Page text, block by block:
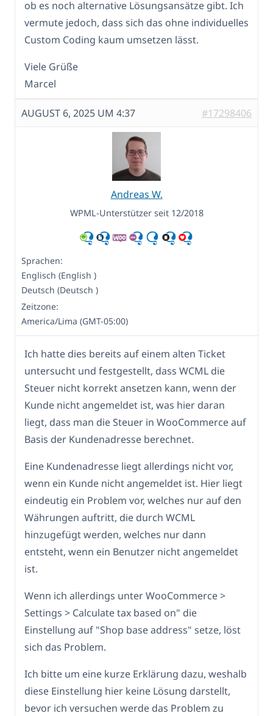
ob es noch alternative Lösungsansätze gibt. Ich
vermute jedoch, dass sich das ohne individuelles
Custom Coding kaum umsetzen lässt.
Viele Grüße
Marcel
AUGUST 6, 2025 UM 4:37 #17298406
Andreas W.
WPML-Unterstützer seit 12/2018
Sprachen:
Englisch (English )
Deutsch (Deutsch )
Zeitzone:
America/Lima (GMT-05:00)
Ich hatte dies bereits auf einem alten Ticket
untersucht und festgestellt, dass WCML die
Steuer nicht korrekt ansetzen kann, wenn der
Kunde nicht angemeldet ist, was hier daran
liegt, dass man die Steuer in WooCommerce auf
Basis der Kundenadresse berechnet.
Eine Kundenadresse liegt allerdings nicht vor,
wenn ein Kunde nicht angemeldet ist. Hier liegt
eindeutig ein Problem vor, welches nur auf den
Währungen auftritt, die durch WCML
hinzugefügt werden, welches nur dann
entsteht, wenn ein Benutzer nicht angemeldet
ist.
Wenn ich allerdings unter WooCommerce >
Settings > Calculate tax based on" die
Einstellung auf "Shop base address" setze, löst
sich das Problem.
Ich bitte um eine kurze Erklärung dazu, weshalb
diese Einstellung hier keine Lösung darstellt,
bevor ich versuchen werde das Problem zu